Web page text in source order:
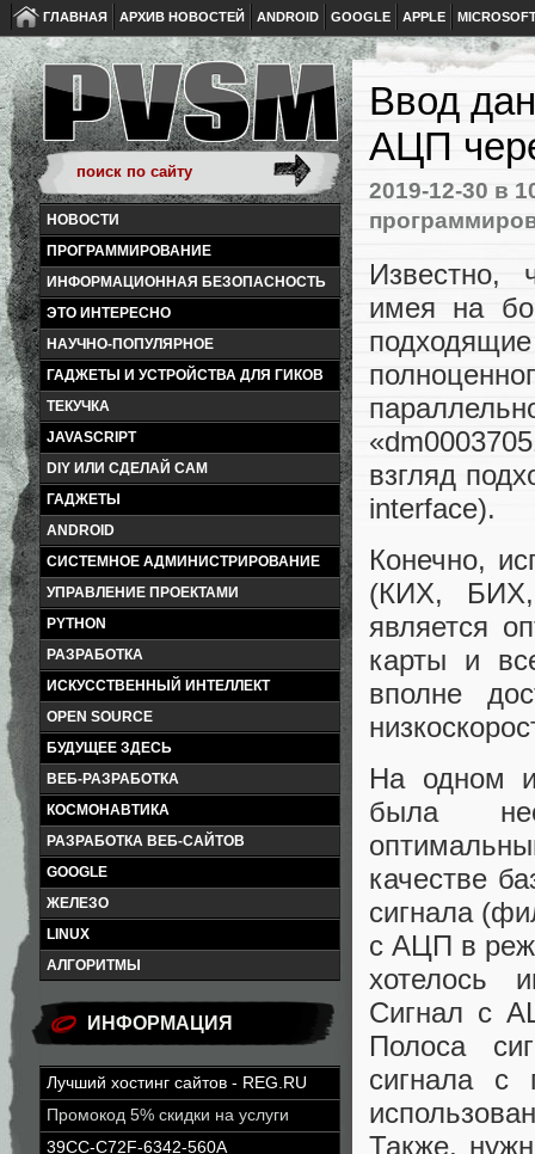
ГЛАВНАЯ АРХИВ НОВОСТЕЙ ANDROID GOOGLE APPLE
НОВОСТИ
ПРОГРАММИРОВАНИЕ
ИНФОРМАЦИОННАЯ БЕЗОПАСНОСТЬ
ЭТО ИНТЕРЕСНО
НАУЧНО-ПОПУЛЯРНОЕ
ГАДЖЕТЫ И УСТРОЙСТВА ДЛЯ ГИКОВ
ТЕКУЧКА
JAVASCRIPT
DIY ИЛИ СДЕЛАЙ САМ
ГАДЖЕТЫ
ANDROID
СИСТЕМНОЕ АДМИНИСТРИРОВАНИЕ
УПРАВЛЕНИЕ ПРОЕКТАМИ
PYTHON
РАЗРАБОТКА
ИСКУССТВЕННЫЙ ИНТЕЛЛЕКТ
OPEN SOURCE
БУДУЩЕЕ ЗДЕСЬ
ВЕБ-РАЗРАБОТКА
КОСМОНАВТИКА
РАЗРАБОТКА ВЕБ-САЙТОВ
GOOGLE
ЖЕЛЕЗО
LINUX
АЛГОРИТМЫ
ИНФОРМАЦИЯ
Лучший хостинг сайтов - REG.RU
Промокод 5% скидки на услуги
39CC-C72F-6342-560A
Ввод
АЦП
2019-12-30 в
Известно,
имея на
взгляд
interface).
Конечно,
(КИХ, БИХ,
является
карты и
вполне
На одном
была
качестве
сигнала
с АЦП в
хотелось
Сигнал с
Полоса
сигнала с
Также,